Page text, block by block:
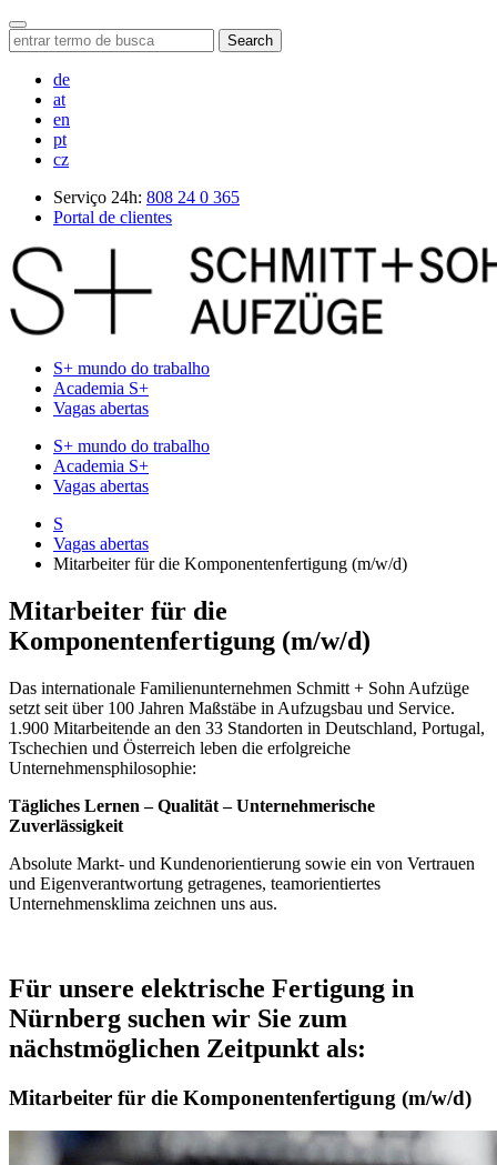
Search
de
at
en
pt
cz
Serviço 24h: 808 24 0 365
Portal de clientes
S+ mundo do trabalho
Academia S+
Vagas abertas
S+ mundo do trabalho
Academia S+
Vagas abertas
S
Vagas abertas
Mitarbeiter für die Komponentenfertigung (m/w/d)
Mitarbeiter für die
Komponentenfertigung (m/w/d)
Das internationale Familienunternehmen Schmitt + Sohn Aufzüge
setzt seit über 100 Jahren Maßstäbe in Aufzugsbau und Service.
1.900 Mitarbeitende an den 33 Standorten in Deutschland, Portugal,
Tschechien und Österreich leben die erfolgreiche
Unternehmensphilosophie:
Tägliches Lernen – Qualität – Unternehmerische
Zuverlässigkeit
Absolute Markt- und Kundenorientierung sowie ein von Vertrauen
und Eigenverantwortung getragenes, teamorientiertes
Unternehmensklima zeichnen uns aus.
Für unsere elektrische Fertigung in
Nürnberg suchen wir Sie zum
nächstmöglichen Zeitpunkt als:
Mitarbeiter für die Komponentenfertigung (m/w/d)